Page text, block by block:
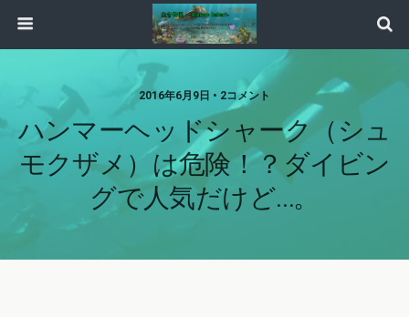
2016年6月9日 • 2コメント
ハンマーヘッドシャーク（シュ
モクザメ）は危険！？ダイビン
グで人気だけど…。